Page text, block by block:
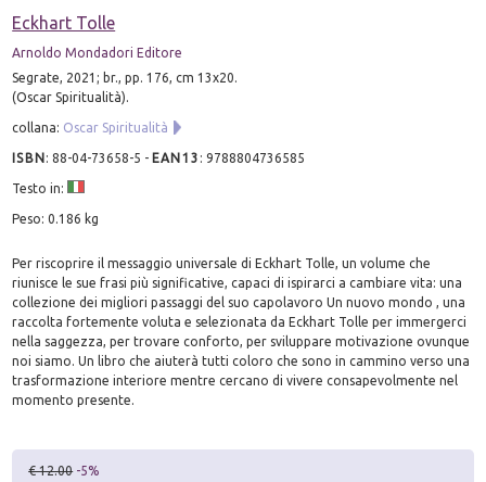
Eckhart Tolle
Arnoldo Mondadori Editore
Segrate, 2021; br., pp. 176, cm 13x20.
(Oscar Spiritualità).
collana: Oscar Spiritualità
ISBN:88-04-73658-5 - EAN13 :9788804736585
Testo in:
Peso: 0.186 kg
Per riscoprire il messaggio universale di Eckhart Tolle, un volume che
riunisce le sue frasi più significative, capaci di ispirarci a cambiare vita: una
collezione dei migliori passaggi del suo capolavoro Un nuovo mondo , una
raccolta fortemente voluta e selezionata da Eckhart Tolle per immergerci
nella saggezza, per trovare conforto, per sviluppare motivazione ovunque
noi siamo. Un libro che aiuterà tutti coloro che sono in cammino verso una
trasformazione interiore mentre cercano di vivere consapevolmente nel
momento presente.
€ 12.00 -5%